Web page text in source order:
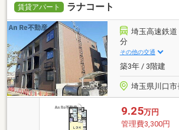
賃貸アパート ラナコート
埼玉高速鉄道
分
その他の交通
築3年 / 3階建
埼玉県川口市
9.25万円
管理費3,300円